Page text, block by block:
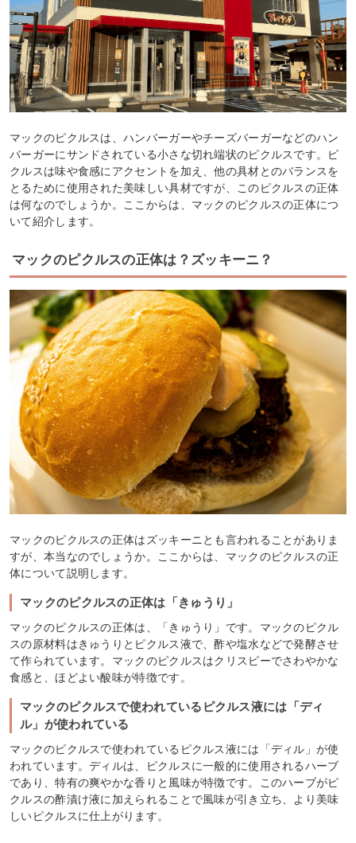
マックのピクルスは、ハンバーガーやチーズバーガーなどのハン
バーガーにサンドされている小さな切れ端状のピクルスです。ピ
クルスは味や食感にアクセントを加え、他の具材とのバランスを
とるために使用された美味しい具材ですが、このピクルスの正体
は何なのでしょうか。ここからは、マックのピクルスの正体につ
いて紹介します。
マックのピクルスの正体は？ズッキーニ？
マックのピクルスの正体はズッキーニとも言われることがありま
すが、本当なのでしょうか。ここからは、マックのピクルスの正
体について説明します。
マックのピクルスの正体は「きゅうり」
マックのピクルスの正体は、「きゅうり」です。マックのピクル
スの原材料はきゅうりとピクルス液で、酢や塩水などで発酵させ
て作られています。マックのピクルスはクリスピーでさわやかな
食感と、ほどよい酸味が特徴です。
マックのピクルスで使われているピクルス液には「ディ
ル」が使われている
マックのピクルスで使われているピクルス液には「ディル」が使
われています。ディルは、ピクルスに一般的に使用されるハーブ
であり、特有の爽やかな香りと風味が特徴です。このハーブがピ
クルスの酢漬け液に加えられることで風味が引き立ち、より美味
しいピクルスに仕上がります。